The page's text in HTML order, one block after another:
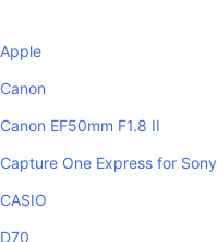
Apple
Canon
Canon EF50mm F1.8 II
Capture One Express for Sony
CASIO
D70